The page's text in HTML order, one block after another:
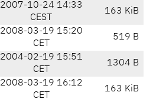
2007-10-24 14:33
CEST
163 KiB
2008-03-19 15:20
CET
519 B
2004-02-19 15:51
CET
1304 B
2008-03-19 16:12
CET
163 KiB